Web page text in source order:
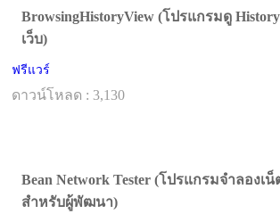
BrowsingHistoryView (โปรแกรมดู
เว็บ)
ฟรีแวร์
ดาวน์โหลด : 3,130
Bean Network Tester (โปรแกรมจำลองเ
สำหรับผู้พัฒนา)